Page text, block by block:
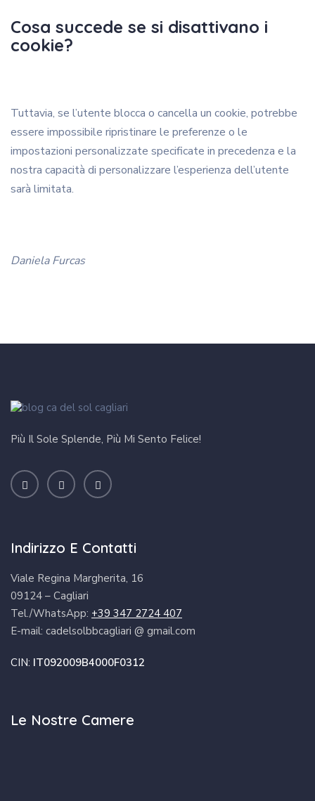
Cosa succede se si disattivano i
cookie?
Tuttavia, se l’utente blocca o cancella un cookie, potrebbe
essere impossibile ripristinare le preferenze o le
impostazioni personalizzate specificate in precedenza e la
nostra capacità di personalizzare l’esperienza dell’utente
sarà limitata.
Daniela Furcas
Più Il Sole Splende, Più Mi Sento Felice!
Indirizzo E Contatti
Viale Regina Margherita, 16
09124 – Cagliari
Tel./WhatsApp: +39 347 2724 407
E-mail: cadelsolbbcagliari @ gmail.com
CIN: IT092009B4000F0312
Le Nostre Camere